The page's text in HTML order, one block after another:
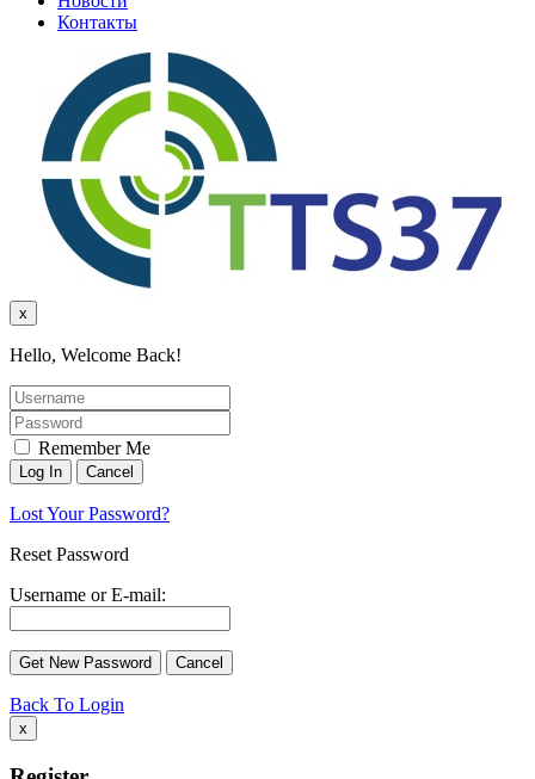
Контакты
x
Hello, Welcome Back!
Remember Me
Lost Your Password?
Reset Password
Username or E-mail:
Back To Login
x